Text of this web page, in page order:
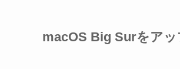
macOS Big Surをア